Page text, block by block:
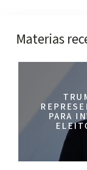
Materias
PARA